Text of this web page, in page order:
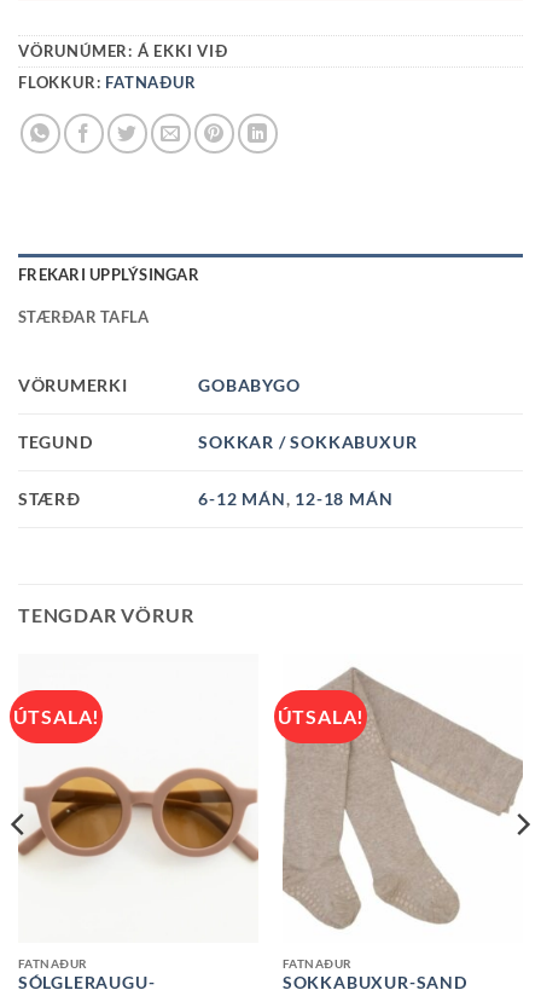
VÖRUNÚMER: Á EKKI VIÐ
FLOKKUR: FATNAÐUR
FREKARI UPPLÝSINGAR
STÆRÐAR TAFLA
VÖRUMERKI GOBABYGO
TEGUND SOKKAR / SOKKABUXUR
STÆRÐ 6-12 MÁN, 12-18 MÁN
TENGDAR VÖRUR
ÚTSALA!
FATNAÐUR
SÓLGLERAUGU-
ÚTSALA!
FATNAÐUR
SOKKABUXUR-SAND